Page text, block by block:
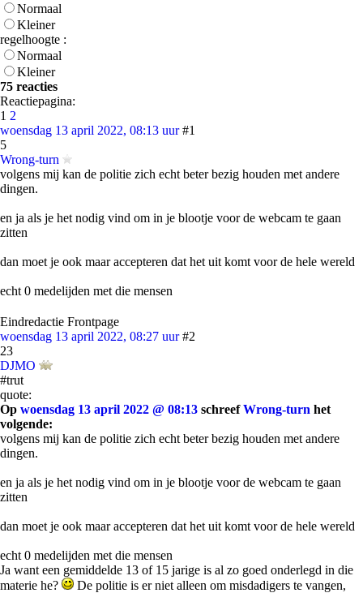
Normaal
Kleiner
regelhoogte :
Normaal
Kleiner
75 reacties
Reactiepagina:
1 2
woensdag 13 april 2022, 08:13 uur #1
5
Wrong-turn
volgens mij kan de politie zich echt beter bezig houden met andere
dingen.
en ja als je het nodig vind om in je blootje voor de webcam te gaan
zitten
dan moet je ook maar accepteren dat het uit komt voor de hele wereld
echt 0 medelijden met die mensen
Eindredactie Frontpage
woensdag 13 april 2022, 08:27 uur #2
23
DJMO
#trut
quote:
Op woensdag 13 april 2022 @ 08:13 schreefWrong-turn het
volgende:
volgens mij kan de politie zich echt beter bezig houden met andere
dingen.
en ja als je het nodig vind om in je blootje voor de webcam te gaan
zitten
dan moet je ook maar accepteren dat het uit komt voor de hele wereld
echt 0 medelijden met die mensen
Ja want een gemiddelde 13 of 15 jarige is al zo goed onderlegd in die
materie he?
De politie is er niet alleen om misdadigers te vangen,